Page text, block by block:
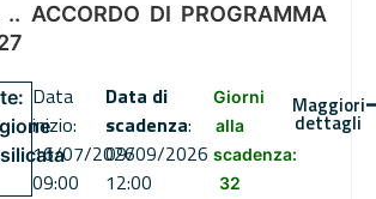
ACCORDO DI PROGRAMMA
Data
inizio:
16/07/2026
09:00
Data di
scadenza:
09/09/2026
12:00
Giorni
alla
scadenza:
32
Maggiori
dettagli